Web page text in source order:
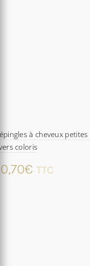
à cheveux
coloris
€ TTC